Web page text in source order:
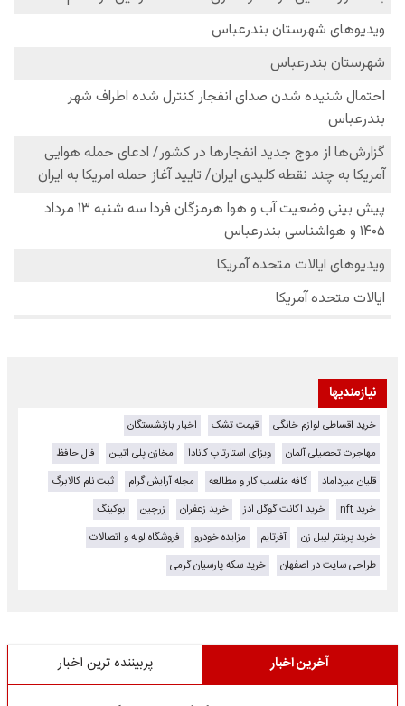
نیازمندیها
خرید اقساطی لوازم خانگی قیمت تشک
اخبار بازنشستگان
مهاجرت تحصیلی آلمان
ویزای استارتاپ کانادا مخازن پلی اتیلن
فال حافظ
قلیان میرداماد
کافه مناسب کار و مطالعه مجله آرایش گرام
ثبت نام کالابرگ
خرید nft
خرید اکانت گوگل ادز خرید زعفران زرچین
بوکینگ
خرید پرینتر لیبل زن
آفرتایم مزایده خودرو
فروشگاه لوله و اتصالات
طراحی سایت در اصفهان
خرید سکه پارسیان گرمی
آخرین اخبار پربیننده ترین اخبار